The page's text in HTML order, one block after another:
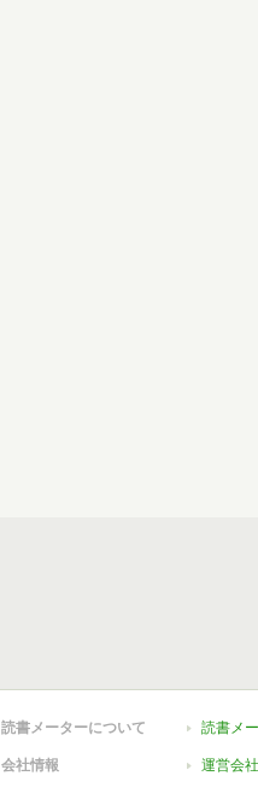
読書メーターについて 読書メ
会社情報 運営会社